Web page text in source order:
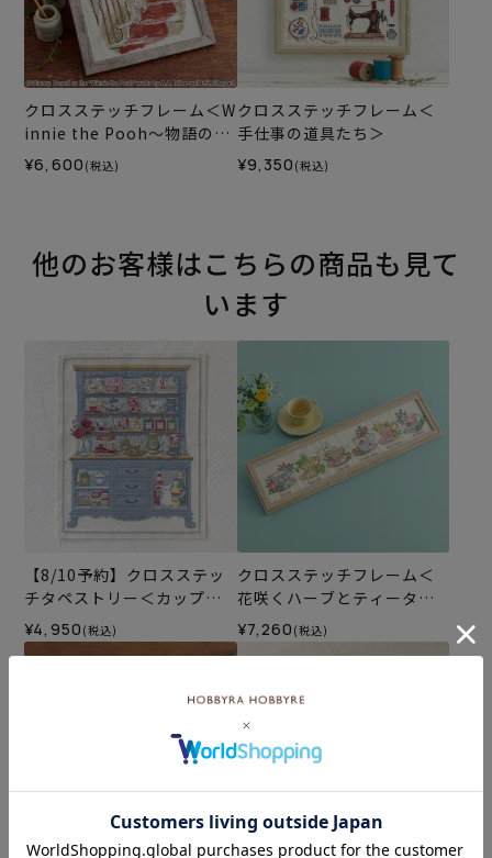
クロスステッチフレーム＜W
innie the Pooh～物語のは
じまり～＞
¥6,600 (税込)
クロスステッチフレーム＜
手仕事の道具たち＞
¥9,350 (税込)
他のお客様はこちらの商品も見て
います
【8/10予約】クロスステッ
チタペストリー＜カップボ
ード＞
¥4,950 (税込)
クロスステッチフレーム＜
花咲くハーブとティータイ
ム＞
¥7,260 (税込)